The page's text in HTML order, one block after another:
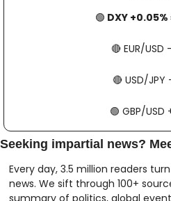
🟢 DXY +0.05%
🔴EUR/USD
🔴 USD/JPY
🟢 GBP/USD
Seeking impartial news?
Every day, 3.5 million readers
news. We sift through 100+
summary of politics, global